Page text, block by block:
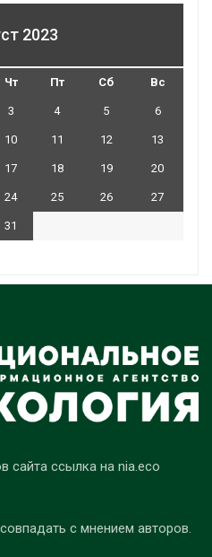
2023
Чт Пт Сб Вс
3 4 5 6
10 11 12 13
17 18 19 20
24 25 26 27
31
сайта ссылка на nia.eco
с мнением авторов.